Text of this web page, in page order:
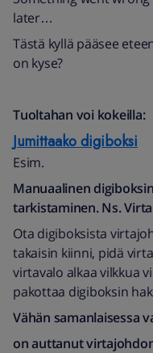
later…
Tästä kyllä pääsee
on kyse?
Tuoltahan voi kokeilla:
Jumittaako digiboksi
Esim.
Manuaalinen
tarkistaminen. Ns.
Ota digiboksista
takaisin kiinni, pidä
virtavalo alkaa vilkkua
pakottaa digiboksin
Vähän samanlaisessa
on auttanut